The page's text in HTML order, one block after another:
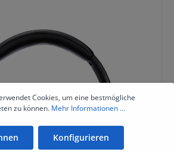
Cookies, um eine bestmögliche
zu können. Mehr Informationen ...
Konfigurieren